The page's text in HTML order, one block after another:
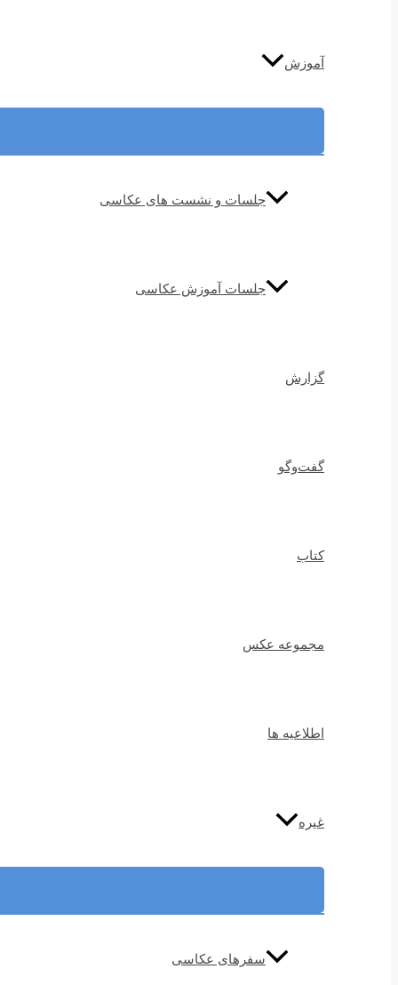
آموزش
جلسات و نشست های عکاسی
جلسات آموزش عکاسی
گزارش
گفت‌وگو
کتاب
مجموعه عکس
اطلاعیه ها
غیره
سفرهای عکاسی